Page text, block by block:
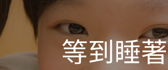
等到睡著